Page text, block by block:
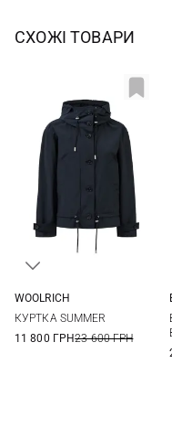
СХОЖІ ТОВАРИ
WOOLRICH
КУРТКА SUMMER
11 800 ГРН23 600 ГРН